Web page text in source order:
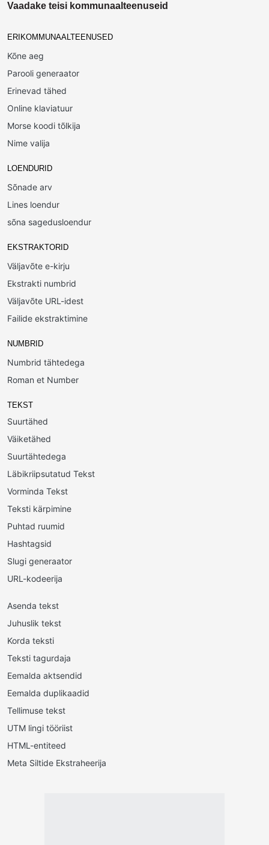
Vaadake teisi kommunaalteenuseid
ERIKOMMUNAALTEENUSED
Kõne aeg
Parooli generaator
Erinevad tähed
Online klaviatuur
Morse koodi tõlkija
Nime valija
LOENDURID
Sõnade arv
Lines loendur
sõna sagedusloendur
EKSTRAKTORID
Väljavõte e-kirju
Ekstrakti numbrid
Väljavõte URL-idest
Failide ekstraktimine
NUMBRID
Numbrid tähtedega
Roman et Number
TEKST
Suurtähed
Väiketähed
Suurtähtedega
Läbikriipsutatud Tekst
Vorminda Tekst
Teksti kärpimine
Puhtad ruumid
Hashtagsid
Slugi generaator
URL-kodeerija
Asenda tekst
Juhuslik tekst
Korda teksti
Teksti tagurdaja
Eemalda aktsendid
Eemalda duplikaadid
Tellimuse tekst
UTM lingi tööriist
HTML-entiteed
Meta Siltide Ekstraheerija